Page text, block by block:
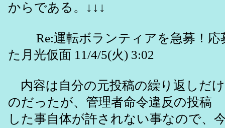
からである。↓↓↓
Re:運転ボランティアを急募！応
た月光仮面 11/4/5(火) 3:02
内容は自分の元投稿の繰り返しだ
のだったが、管理者命令違反の投稿
した事自体が許されない事なので、